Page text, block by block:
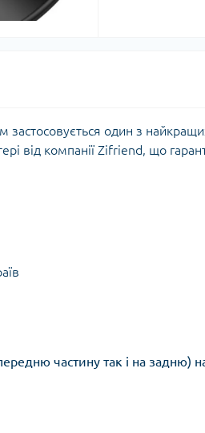
один з
від компанії Zifriend, що
частину так і на задню)